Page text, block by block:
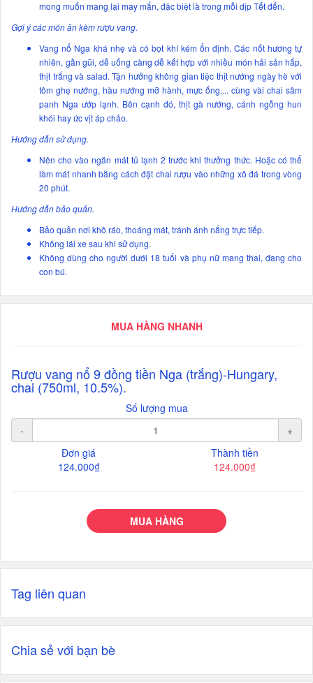
mong muốn mang lại may mắn, đặc biệt là trong mỗi dịp Tết đến.
Gợi ý các món ăn kèm rượu vang.
Vang nổ Nga khá nhẹ và có bọt khí kém ổn định. Các nốt hương tự
nhiên, gần gũi, dễ uống càng dễ kết hợp với nhiều món hải sản hấp,
thịt trắng và salad. Tận hưởng không gian tiệc thịt nướng ngày hè với
tôm ghẹ nướng, hàu nướng mỡ hành, mực ống,... cùng vài chai sâm
panh Nga ướp lạnh. Bên cạnh đó, thịt gà nướng, cánh ngỗng hun
khói hay ức vịt áp chảo.
Hướng dẫn sử dụng.
Nên cho vào ngăn mát tủ lạnh 2 trước khi thưởng thức. Hoặc có thể
làm mát nhanh bằng cách đặt chai rượu vào những xô đá trong vòng
20 phút.
Hướng dẫn bảo quản.
Bảo quản nơi khô ráo, thoáng mát, tránh ánh nắng trực tiếp.
Không lái xe sau khi sử dụng.
Không dùng cho người dưới 18 tuổi và phụ nữ mang thai, đang cho
con bú.
MUA HÀNG NHANH
Rượu vang nổ 9 đồng tiền Nga (trắng)-Hungary,
chai (750ml, 10.5%).
Số lượng mua
-
+
Đơn giá
124.000₫
Thành tiền
124.000₫
MUA HÀNG
Tag liên quan
Chia sẻ với bạn bè